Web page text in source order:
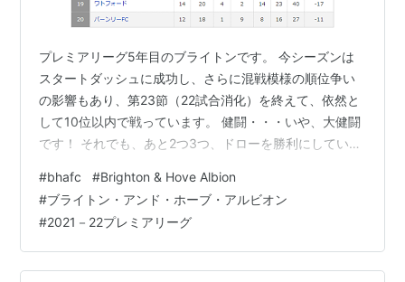
プレミアリーグ5年目のブライトンです。 今シーズンは
スタートダッシュに成功し、さらに混戦模様の順位争い
の影響もあり、第23節（22試合消化）を終えて、依然と
して10位以内で戦っています。 健闘・・・いや、大健闘
です！ それでも、あと2つ3つ、ドローを勝利にしていれ
夢ではなかったと思うので、歯痒い気持ちもあります。
プレミアリーグの冬の移籍市場は1月31日まで空いていま
す。点取り屋の補強は無いのでしょうか・・・。 ブライ
トンの2021－22年プレミアリーグの途中経過を簡単にま
とめておきます。
#bhafc #Brighton & Hove Albion
#ブライトン・アンド・ホーブ・アルビオン
#2021－22プレミアリーグ